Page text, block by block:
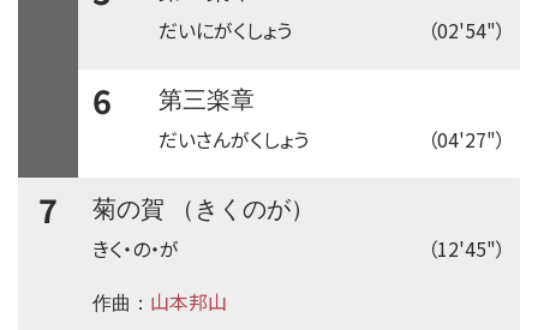
（02'54"）
だいにがくしょう
6
第三楽章
（04'27"）
だいさんがくしょう
7
菊の賀 （きくのが）
（12'45"）
きく・の・が
作曲： 山本邦山